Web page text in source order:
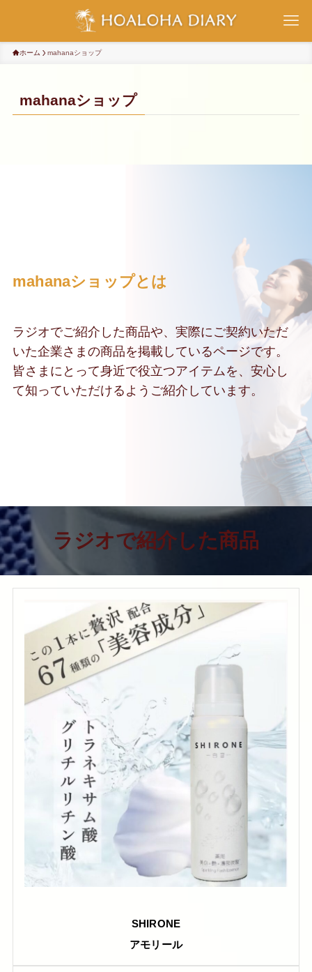
ホーム mahanaショップ
mahanaショップ
mahanaショップとは
ラジオでご紹介した商品や、実際にご契約いただ
いた企業さまの商品を掲載しているページです。
皆さまにとって身近で役立つアイテムを、安心し
て知っていただけるようご紹介しています。
ラジオで紹介した商品
SHIRONE
アモリール